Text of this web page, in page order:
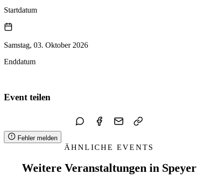
Startdatum
Samstag, 03. Oktober 2026
Enddatum
Event teilen
Fehler melden
ÄHNLICHE EVENTS
Weitere Veranstaltungen in Speyer